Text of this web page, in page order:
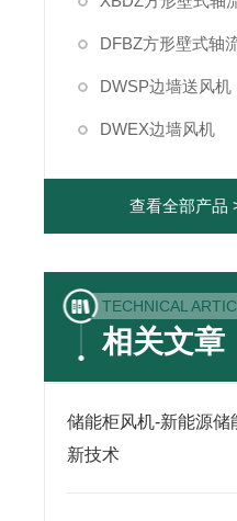
DFBZ方形壁式轴
DWSP边墙送风机
DWEX边墙风机
查看全部产品
TECHNICAL
相关文章
储能柜风机-新能源储
新技术